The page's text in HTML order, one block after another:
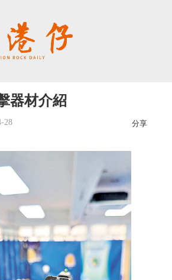
器材介紹
28 分享